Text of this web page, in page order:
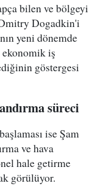
bilen ve bölgeyi
Dogadkin'i
yeni dönemde
iş
göstergesi
süreci
ise Şam
ve hava
hale getirme
görülüyor.